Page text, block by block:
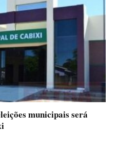
municipais será